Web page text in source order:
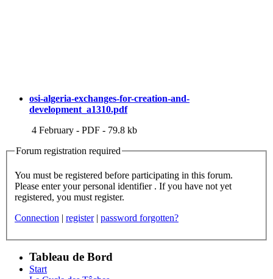
osi-algeria-exchanges-for-creation-and-
development_a1310.pdf
4 February - PDF - 79.8 kb
Forum registration required
You must be registered before participating in this forum.
Please enter your personal identifier . If you have not yet
registered, you must register.
Connection | register | password forgotten?
Tableau de Bord
Start